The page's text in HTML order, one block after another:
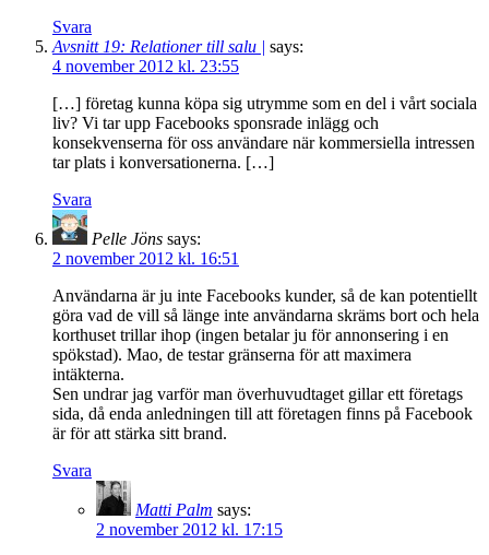
Svara
Avsnitt 19: Relationer till salu | says:
4 november 2012 kl. 23:55
[…] företag kunna köpa sig utrymme som en del i vårt sociala
liv? Vi tar upp Facebooks sponsrade inlägg och
konsekvenserna för oss användare när kommersiella intressen
tar plats i konversationerna. […]
Svara
Pelle Jöns says:
2 november 2012 kl. 16:51
Användarna är ju inte Facebooks kunder, så de kan potentiellt
göra vad de vill så länge inte användarna skräms bort och hela
korthuset trillar ihop (ingen betalar ju för annonsering i en
spökstad). Mao, de testar gränserna för att maximera
intäkterna.
Sen undrar jag varför man överhuvudtaget gillar ett företags
sida, då enda anledningen till att företagen finns på Facebook
är för att stärka sitt brand.
Svara
Matti Palm says:
2 november 2012 kl. 17:15